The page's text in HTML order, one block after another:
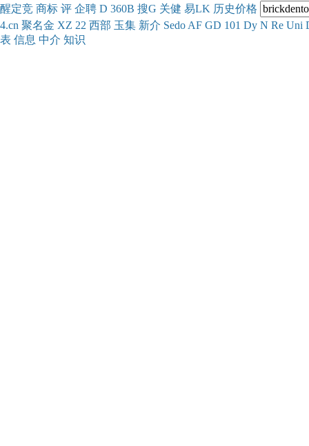
醒定竞 商标 评 企聘 D 360B 搜G 关健 易LK 历史价格
4.cn 聚名金 XZ 22 西部 玉集 新介 Sedo AF GD 101 Dy N Re Uni
表 信息 中介 知识